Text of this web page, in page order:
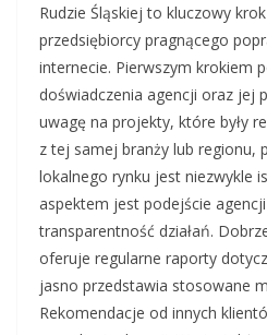
Rudzie Śląskiej to kluczowy
przedsiębiorcy pragnącego
internecie. Pierwszym krokiem
doświadczenia agencji oraz jej
uwagę na projekty, które były
z tej samej branży lub regionu,
lokalnego rynku jest niezwykle
aspektem jest podejście
transparentność działań.
oferuje regularne raporty
jasno przedstawia stosowane
Rekomendacje od innych